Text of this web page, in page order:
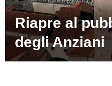
Riapre al
degli Anziani